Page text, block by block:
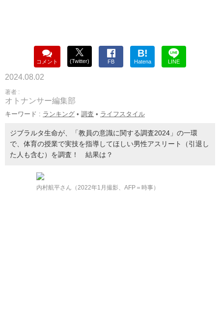
コメント (Twitter) FB
B!
Hatena LINE
2024.08.02
著者 :
オトナンサー編集部
キーワード : ランキング • 調査 • ライフスタイル
ジブラルタ生命が、「教員の意識に関する調査2024」の一環
で、体育の授業で実技を指導してほしい男性アスリート（引退し
た人も含む）を調査！ 結果は？
内村航平さん（2022年1月撮影、AFP＝時事）